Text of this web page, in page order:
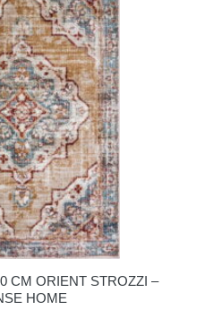
CM ORIENT STROZZI –
HOME